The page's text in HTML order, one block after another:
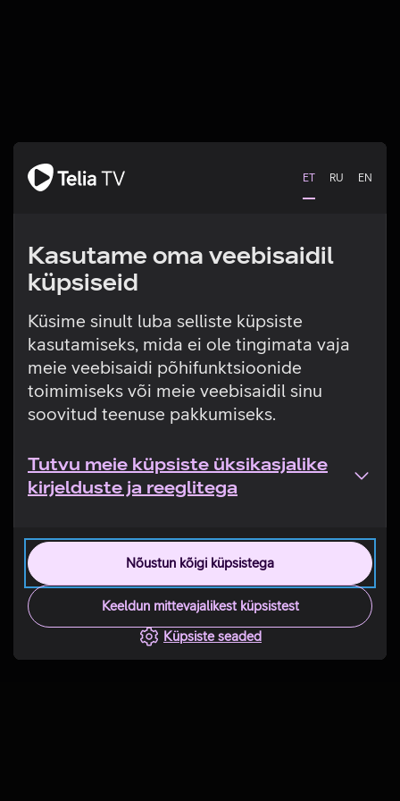
ET RU EN
Kasutame oma veebisaidil
küpsiseid
Küsime sinult luba selliste küpsiste
kasutamiseks, mida ei ole tingimata vaja
meie veebisaidi põhifunktsioonide
toimimiseks või meie veebisaidil sinu
soovitud teenuse pakkumiseks.
Tutvu meie küpsiste üksikasjalike
kirjelduste ja reeglitega
Nõustun kõigi küpsistega
Keeldun mittevajalikest küpsistest
Küpsiste seaded
Tehniline viga